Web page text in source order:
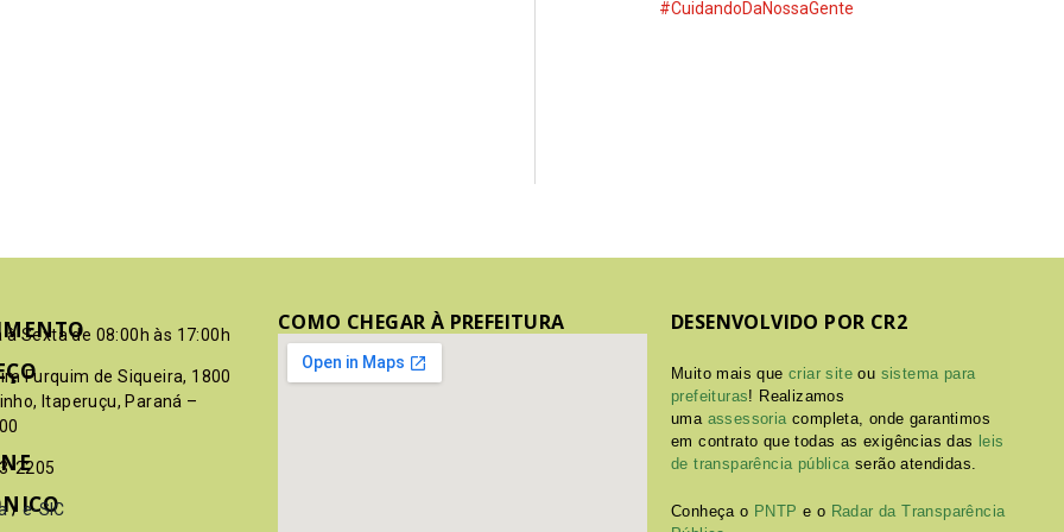
#CuidandoDaNossaGente
à Sexta de 08:00h às 17:00h
Furquim de Siqueira, 1800
Itaperuçu, Paraná –
2205
/ e-SIC
COMO CHEGAR À PREFEITURA DESENVOLVIDO POR CR2
Muito mais quecriar site ou sistema para
prefeituras! Realizamos
uma assessoriacompleta, onde garantimos
em contrato que todas as exigências das leis
de transparência públicaserão atendidas.
Conheça o PNTP e o Radar da Transparência